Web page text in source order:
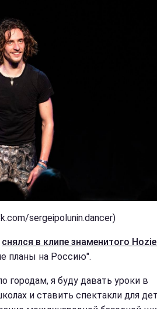
sergeipolunin.dancer)
снялся в клипе знаменитого
планы на Россию".
городам, я буду давать уроки в
и ставить спектакли для